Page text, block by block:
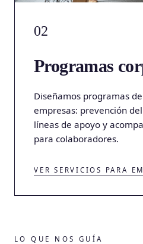
02
Programas
Diseñamos programas
empresas: prevención
líneas de apoyo y
para colaboradores.
VER SERVICIOS PARA
LO QUE NOS GUÍA